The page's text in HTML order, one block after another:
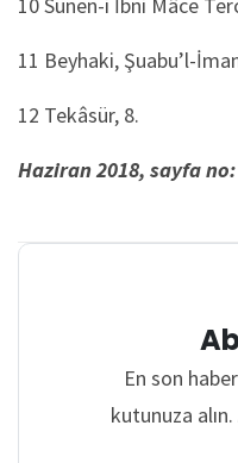
11 Beyhaki, Şuabu’l-
12 Tekâsür, 8.
Haziran 2018, sayfa
En son
kutunuza